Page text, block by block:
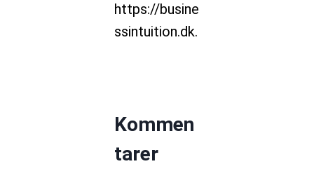
https://busine
ssintuition.dk.
Kommen
tarer